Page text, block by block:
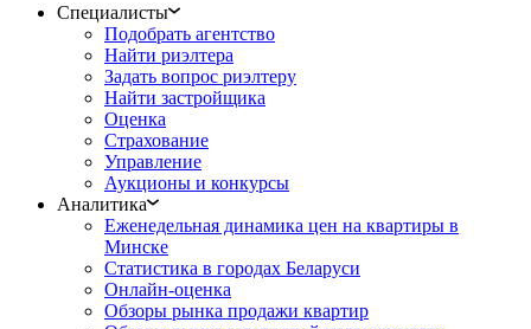
Специалисты
Подобрать агентство
Найти риэлтера
Задать вопрос риэлтеру
Найти застройщика
Оценка
Страхование
Управление
Аукционы и конкурсы
Аналитика
Еженедельная динамика цен на квартиры в
Минске
Статистика в городах Беларуси
Онлайн-оценка
Обзоры рынка продажи квартир